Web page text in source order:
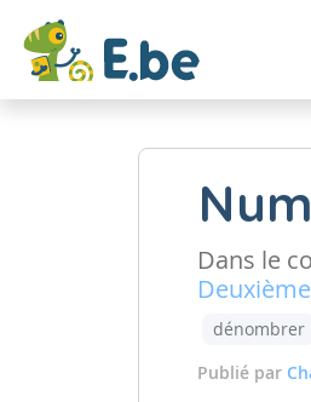
Dans le
dénombrer
Publié par